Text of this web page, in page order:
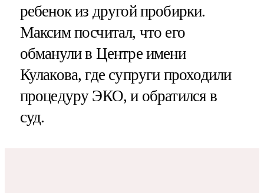
ребенок из другой пробирки.
Максим посчитал, что его
обманули в Центре имени
Кулакова, где супруги проходили
процедуру ЭКО, и обратился в
суд.